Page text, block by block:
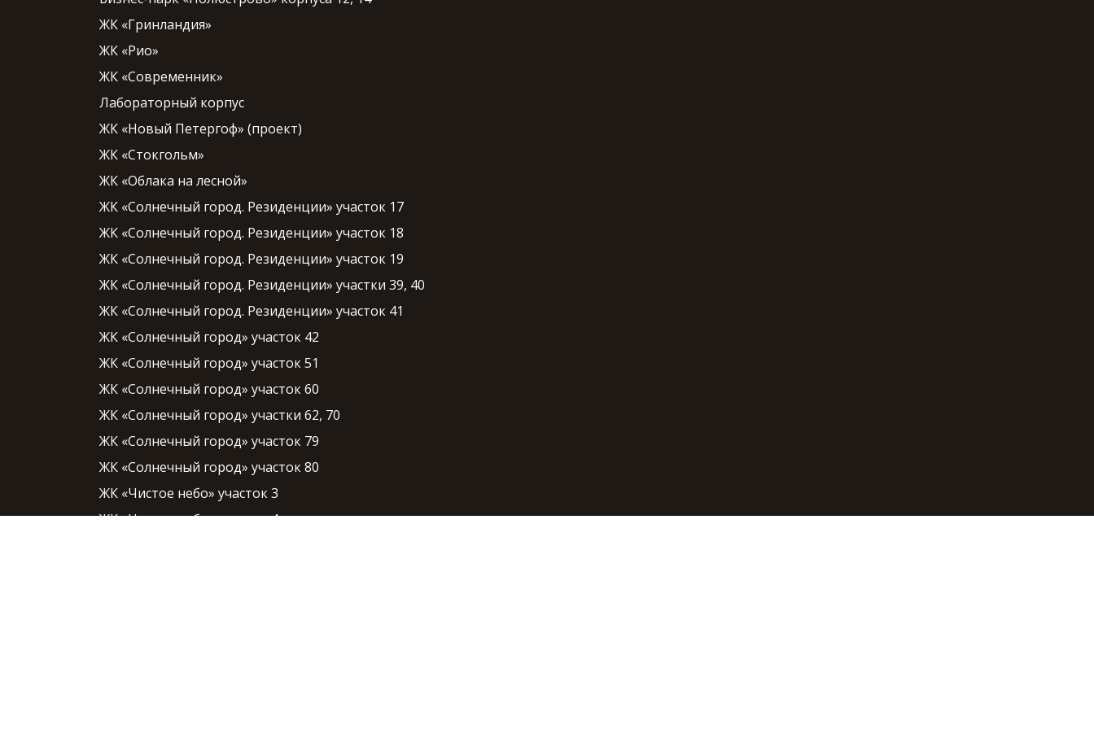
ЖК «Гринландия»
ЖК «Рио»
ЖК «Современник»
Лабораторный корпус
ЖК «Новый Петергоф» (проект)
ЖК «Стокгольм»
ЖК «Облака на лесной»
ЖК «Солнечный город. Резиденции» участок 17
ЖК «Солнечный город. Резиденции» участок 18
ЖК «Солнечный город. Резиденции» участок 19
ЖК «Солнечный город. Резиденции» участки 39, 40
ЖК «Солнечный город. Резиденции» участок 41
ЖК «Солнечный город» участок 42
ЖК «Солнечный город» участок 51
ЖК «Солнечный город» участок 60
ЖК «Солнечный город» участки 62, 70
ЖК «Солнечный город» участок 79
ЖК «Солнечный город» участок 80
ЖК «Чистое небо» участок 3
ЖК «Чистое небо» участок 4